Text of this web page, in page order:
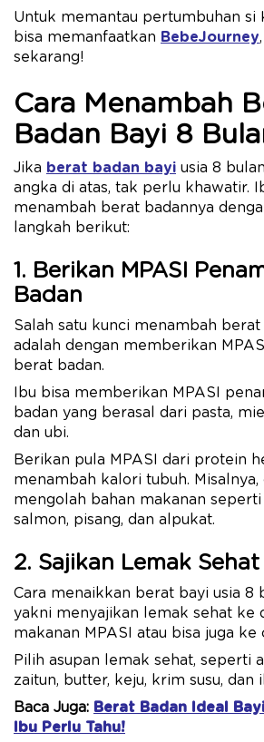
Untuk memantau pertumbuhan si
bisa memanfaatkan BebeJourney
sekarang!
Cara Menambah
Badan Bayi 8
Jika berat badan bayi usia 8
angka di atas, tak perlu khawatir.
menambah berat badannya
langkah berikut:
1. Berikan MPASI
Badan
Salah satu kunci menambah berat
adalah dengan memberikan
berat badan.
Ibu bisa memberikan MPASI
badan yang berasal dari pasta,
dan ubi.
Berikan pula MPASI dari protein
menambah kalori tubuh. Misalnya,
mengolah bahan makanan seperti
salmon, pisang, dan alpukat.
2. Sajikan Lemak Sehat
Cara menaikkan berat bayi usia 8
yakni menyajikan lemak sehat ke
makanan MPASI atau bisa juga ke
Pilih asupan lemak sehat, seperti
zaitun, butter, keju, krim susu, dan
Baca Juga: Berat Badan Ideal
Ibu Perlu Tahu!